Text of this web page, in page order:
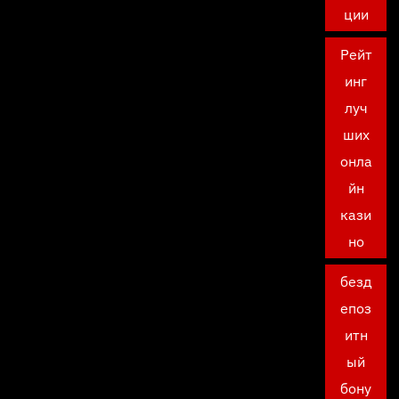
ции
Рейт
инг
луч
ших
онла
йн
кази
но
безд
епоз
итн
ый
бону